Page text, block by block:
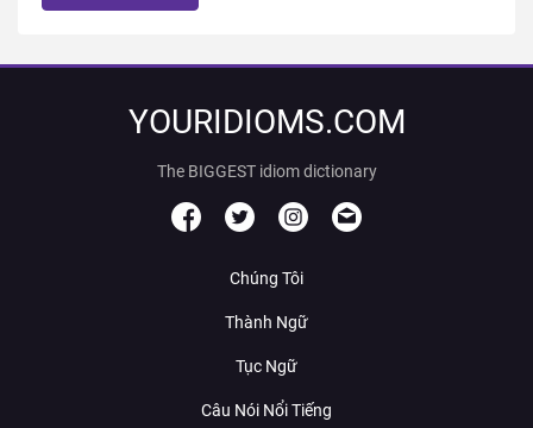
YOURIDIOMS.COM
The BIGGEST idiom dictionary
Chúng Tôi
Thành Ngữ
Tục Ngữ
Câu Nói Nổi Tiếng